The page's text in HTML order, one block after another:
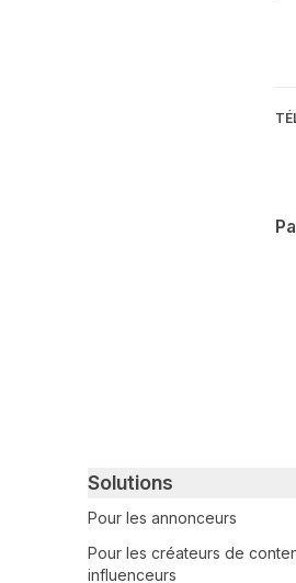
Primary footer navigation
Solutions
Pour les annonceurs
Pour les créateurs de
influenceurs